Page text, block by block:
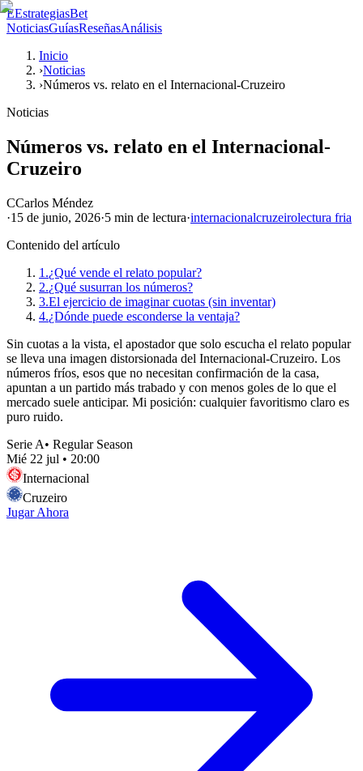
EEstrategiasBet
NoticiasGuíasReseñasAnálisis
Inicio
›Noticias
›Números vs. relato en el Internacional-Cruzeiro
Noticias
Números vs. relato en el Internacional-
Cruzeiro
CCarlos Méndez
·15 de junio, 2026·5 min de lectura·internacionalcruzeirolectura fria
Contenido del artículo
1.¿Qué vende el relato popular?
2.¿Qué susurran los números?
3.El ejercicio de imaginar cuotas (sin inventar)
4.¿Dónde puede esconderse la ventaja?
Sin cuotas a la vista, el apostador que solo escucha el relato popular
se lleva una imagen distorsionada del Internacional-Cruzeiro. Los
números fríos, esos que no necesitan confirmación de la casa,
apuntan a un partido más trabado y con menos goles de lo que el
mercado suele anticipar. Mi posición: cualquier favoritismo claro es
puro ruido.
Serie A• Regular Season
Mié 22 jul • 20:00
Internacional
Cruzeiro
Jugar Ahora